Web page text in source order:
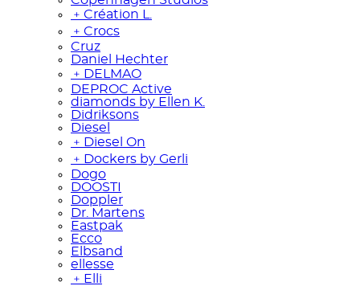
﹢ Création L.
﹢ Crocs
Cruz
Daniel Hechter
﹢ DELMAO
DEPROC Active
diamonds by Ellen K.
Didriksons
Diesel
﹢ Diesel On
﹢ Dockers by Gerli
Dogo
DOOSTI
Doppler
Dr. Martens
Eastpak
Ecco
Elbsand
ellesse
﹢ Elli